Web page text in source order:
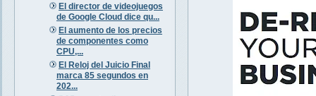
El director de videojuegos
de Google Cloud dice qu...
El aumento de los precios
de componentes como
CPU,...
El Reloj del Juicio Final
marca 85 segundos en
202...